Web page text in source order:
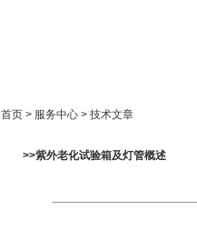
首页 > 服务中心 > 技术文章
>>紫外老化试验箱及灯管概述